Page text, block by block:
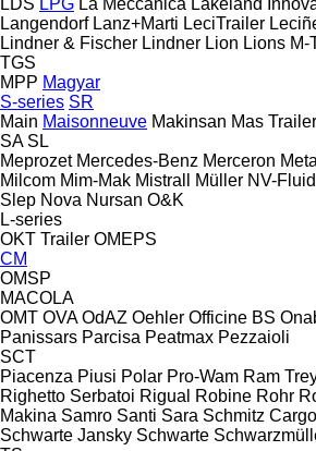
Langendorf Lanz+Marti LeciTrailer
Lindner & Fischer Lindner Lion Lions M-
TGS
MPP Magyar
S-series SR
Main Maisonneuve Makinsan Mas
SA SL
Meprozet Mercedes-Benz Merceron
Milcom Mim-Mak Mistrall Müller NV-Fluid
Slep Nova Nursan O&K
L-series
OKT Trailer OMEPS
CM
OMSP
MACOLA
OMT OVA OdAZ Oehler Officine BS
Panissars Parcisa Peatmax Pezzaioli
SCT
Piacenza Piusi Polar Pro-Wam Ram
Righetto Serbatoi Rigual Robine Rohr
Makina Samro Santi Sara Schmitz
Schwarte Jansky Schwarte